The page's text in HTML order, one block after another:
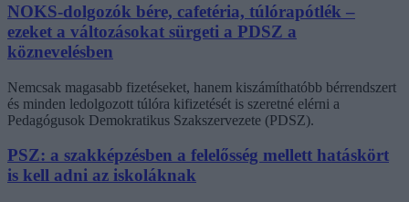
NOKS-dolgozók bére, cafetéria, túlórapótlék –
ezeket a változásokat sürgeti a PDSZ a
köznevelésben
Nemcsak magasabb fizetéseket, hanem kiszámíthatóbb bérrendszert
és minden ledolgozott túlóra kifizetését is szeretné elérni a
Pedagógusok Demokratikus Szakszervezete (PDSZ).
PSZ: a szakképzésben a felelősség mellett hatáskört
is kell adni az iskoláknak